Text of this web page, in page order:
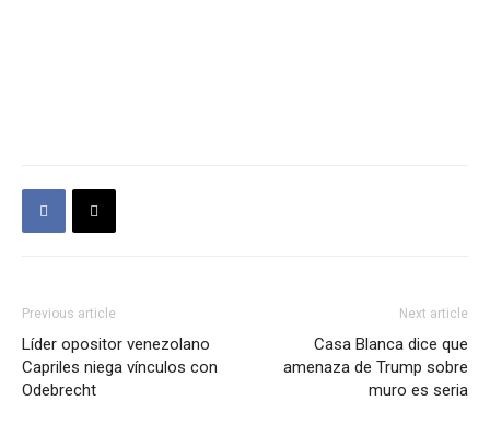
Previous article
Líder opositor venezolano
Capriles niega vínculos con
Odebrecht
Next article
Casa Blanca dice que
amenaza de Trump sobre
muro es seria